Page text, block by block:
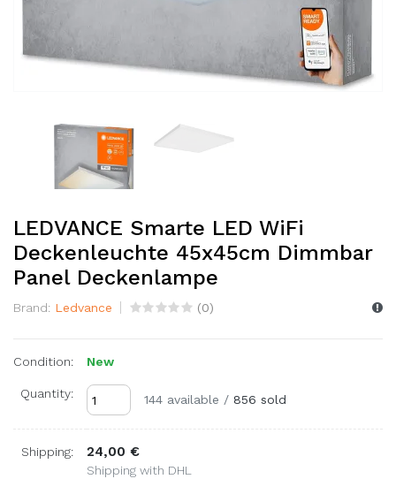
LEDVANCE Smarte LED WiFi
Deckenleuchte 45x45cm Dimmbar
Panel Deckenlampe
Brand: Ledvance (0)
Condition: New
Quantity: 144 available / 856 sold
Shipping: 24,00 €
Shipping with DHL